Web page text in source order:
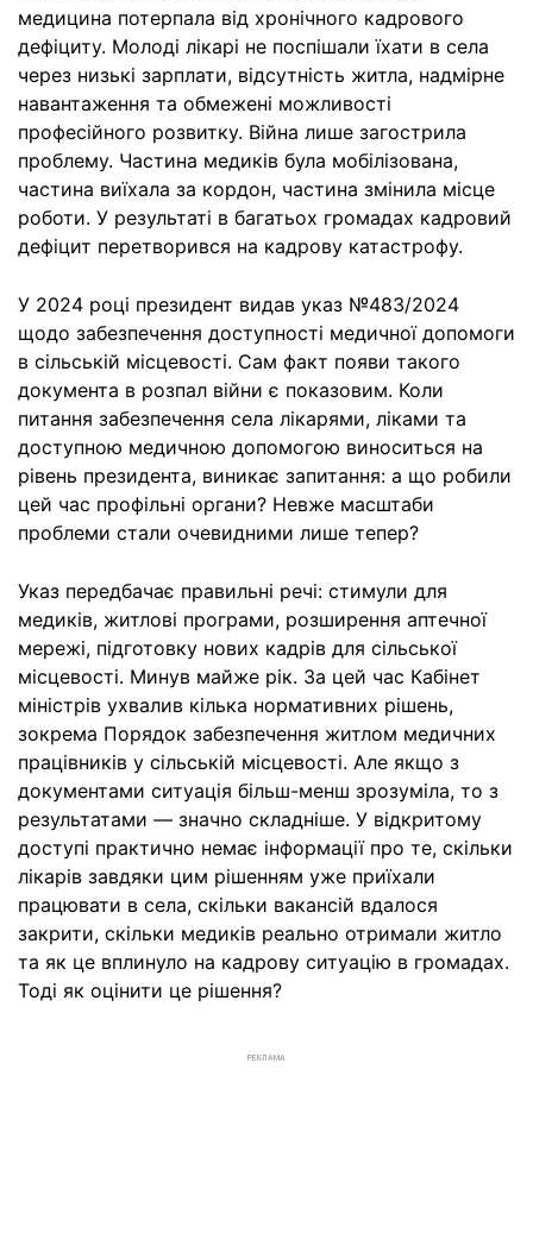
медицина потерпала від хронічного кадрового
дефіциту. Молоді лікарі не поспішали їхати в села
через низькі зарплати, відсутність житла, надмірне
навантаження та обмежені можливості
професійного розвитку. Війна лише загострила
проблему. Частина медиків була мобілізована,
частина виїхала за кордон, частина змінила місце
роботи. У результаті в багатьох громадах кадровий
дефіцит перетворився на кадрову катастрофу.
У 2024 році президент видав указ №483/2024
щодо забезпечення доступності медичної допомоги
в сільській місцевості. Сам факт появи такого
документа в розпал війни є показовим. Коли
питання забезпечення села лікарями, ліками та
доступною медичною допомогою виноситься на
рівень президента, виникає запитання: а що робили
цей час профільні органи? Невже масштаби
проблеми стали очевидними лише тепер?
Указ передбачає правильні речі: стимули для
медиків, житлові програми, розширення аптечної
мережі, підготовку нових кадрів для сільської
місцевості. Минув майже рік. За цей час Кабінет
міністрів ухвалив кілька нормативних рішень,
зокрема Порядок забезпечення житлом медичних
працівників у сільській місцевості. Але якщо з
документами ситуація більш-менш зрозуміла, то з
результатами — значно складніше. У відкритому
доступі практично немає інформації про те, скільки
лікарів завдяки цим рішенням уже приїхали
працювати в села, скільки вакансій вдалося
закрити, скільки медиків реально отримали житло
та як це вплинуло на кадрову ситуацію в громадах.
Тоді як оцінити це рішення?
РЕКЛАМА